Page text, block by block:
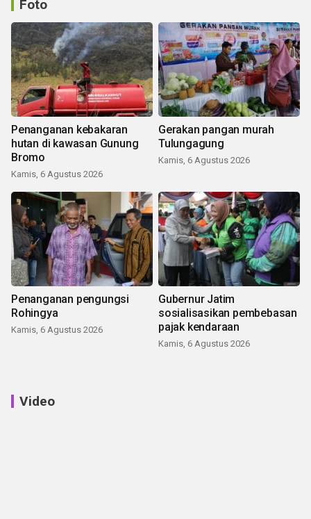
Foto
Penanganan kebakaran
hutan di kawasan Gunung
Bromo
Kamis, 6 Agustus 2026
Gerakan pangan murah
Tulungagung
Kamis, 6 Agustus 2026
Penanganan pengungsi
Rohingya
Kamis, 6 Agustus 2026
Gubernur Jatim
sosialisasikan pembebasan
pajak kendaraan
Kamis, 6 Agustus 2026
Video